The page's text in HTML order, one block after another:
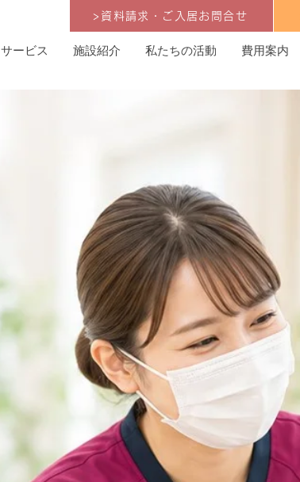
サービス 施設紹介 私たちの活動 費用案内
>資料請求・ご入居お問合せ